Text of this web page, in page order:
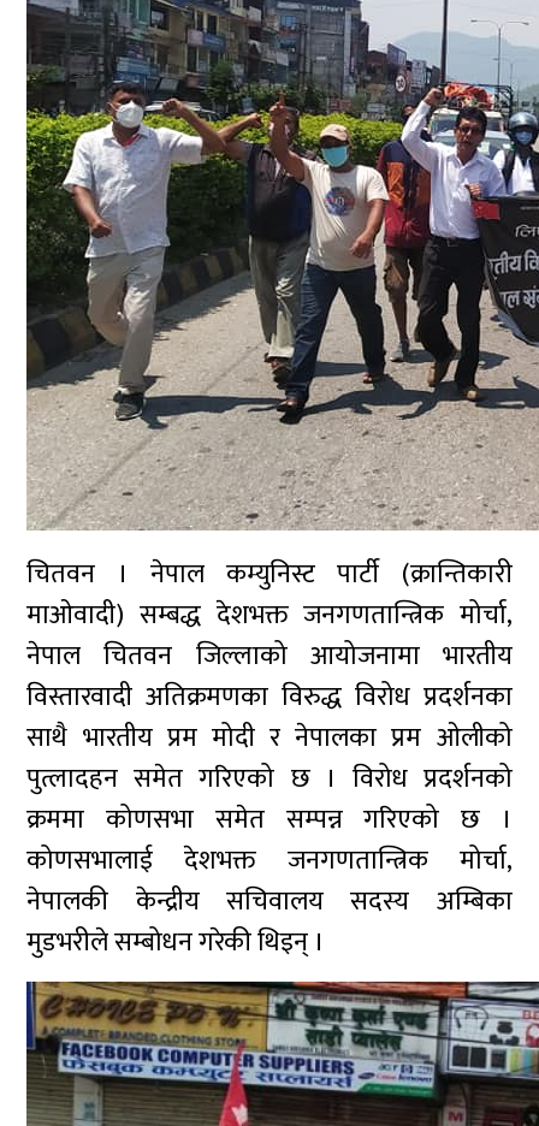
चितवन । नेपाल कम्युनिस्ट पार्टी (क्रान्तिकारी
माओवादी) सम्बद्ध देशभक्त जनगणतान्त्रिक मोर्चा,
नेपाल चितवन जिल्लाको आयोजनामा भारतीय
विस्तारवादी अतिक्रमणका विरुद्ध विरोध प्रदर्शनका
साथै भारतीय प्रम मोदी र नेपालका प्रम ओलीको
पुत्लादहन समेत गरिएको छ । विरोध प्रदर्शनको
क्रममा कोणसभा समेत सम्पन्न गरिएको छ ।
कोणसभालाई देशभक्त जनगणतान्त्रिक मोर्चा,
नेपालकी केन्द्रीय सचिवालय सदस्य अम्बिका
मुडभरीले सम्बोधन गरेकी थिइन् ।